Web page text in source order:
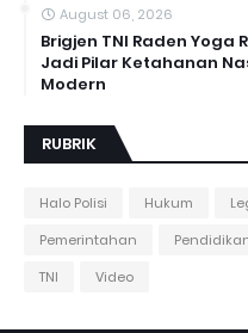
August 06, 2026
Brigjen TNI Raden Yoga
Jadi Pilar Ketahanan
Modern
RUBRIK
Halo Polisi Hukum
Pemerintahan
TNI
Video